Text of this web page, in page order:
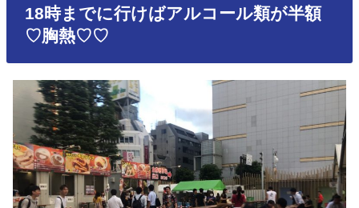
18時までに行けばアルコール類が半額
♡胸熱♡♡